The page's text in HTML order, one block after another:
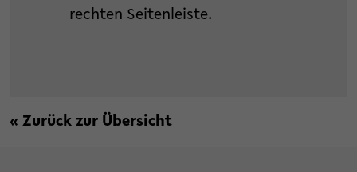
rechten Seitenleiste.
« Zurück zur Übersicht